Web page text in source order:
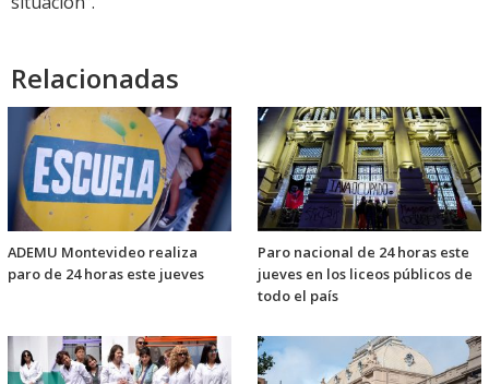
Relacionadas
ADEMU Montevideo realiza
paro de 24 horas este jueves
Paro nacional de 24 horas este
jueves en los liceos públicos de
todo el país